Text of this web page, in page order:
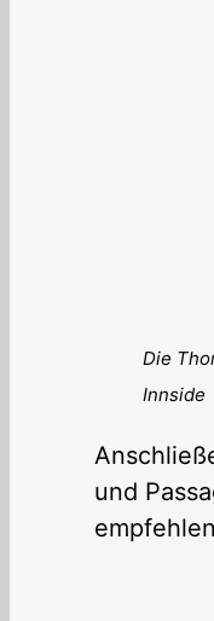
Die
Innside
und